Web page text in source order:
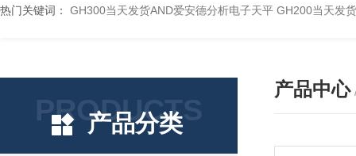
热门关键词： GH300当天发货AND爱安德分析电子天平 GH200当天发
PRODUCTS
产品分类
产品中心